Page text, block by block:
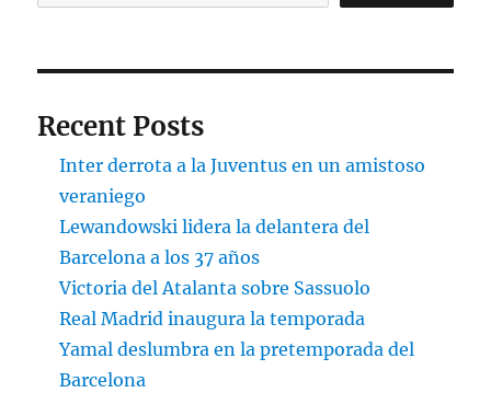
Recent Posts
Inter derrota a la Juventus en un amistoso
veraniego
Lewandowski lidera la delantera del
Barcelona a los 37 años
Victoria del Atalanta sobre Sassuolo
Real Madrid inaugura la temporada
Yamal deslumbra en la pretemporada del
Barcelona